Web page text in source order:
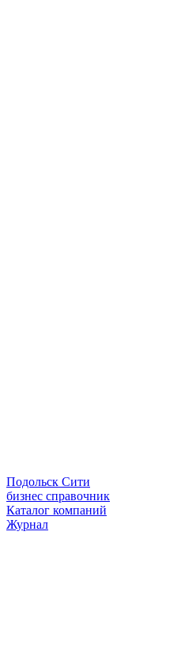
Подольск Сити
бизнес справочник
Каталог компаний
Журнал